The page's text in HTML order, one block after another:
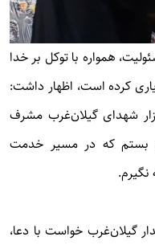
همواره با توکل بر خدا
کرده است، اظهار داشت:
شهدای گیلان‌غرب مشرف
بستم که در مسیر خدمت
نگیرم.
گیلان‌غرب خواست با دعا،